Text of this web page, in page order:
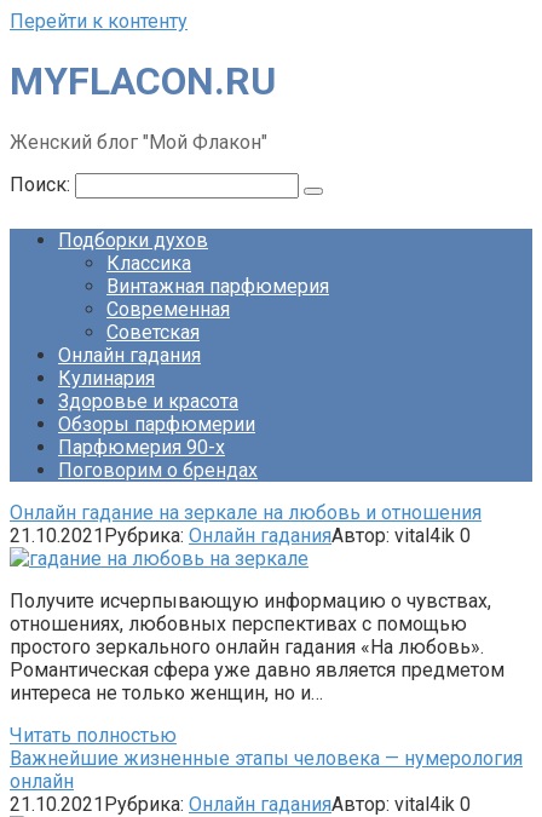
Перейти к контенту
MYFLACON.RU
Женский блог "Мой Флакон"
Поиск:
Подборки духов
Классика
Винтажная парфюмерия
Современная
Советская
Онлайн гадания
Кулинария
Здоровье и красота
Обзоры парфюмерии
Парфюмерия 90-х
Поговорим о брендах
Онлайн гадание на зеркале на любовь и отношения
21.10.2021Рубрика: Онлайн гаданияАвтор: vital4ik 0
Получите исчерпывающую информацию о чувствах,
отношениях, любовных перспективах с помощью
простого зеркального онлайн гадания «На любовь».
Романтическая сфера уже давно является предметом
интереса не только женщин, но и…
Читать полностью
Важнейшие жизненные этапы человека — нумерология
онлайн
21.10.2021Рубрика: Онлайн гаданияАвтор: vital4ik 0